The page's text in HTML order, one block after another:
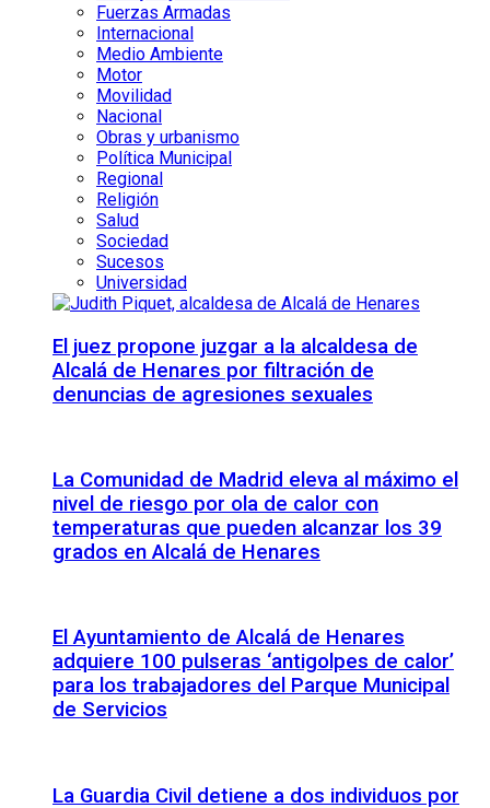
Fuerzas Armadas
Internacional
Medio Ambiente
Motor
Movilidad
Nacional
Obras y urbanismo
Política Municipal
Regional
Religión
Salud
Sociedad
Sucesos
Universidad
El juez propone juzgar a la alcaldesa de
Alcalá de Henares por filtración de
denuncias de agresiones sexuales
La Comunidad de Madrid eleva al máximo el
nivel de riesgo por ola de calor con
temperaturas que pueden alcanzar los 39
grados en Alcalá de Henares
El Ayuntamiento de Alcalá de Henares
adquiere 100 pulseras ‘antigolpes de calor’
para los trabajadores del Parque Municipal
de Servicios
La Guardia Civil detiene a dos individuos por